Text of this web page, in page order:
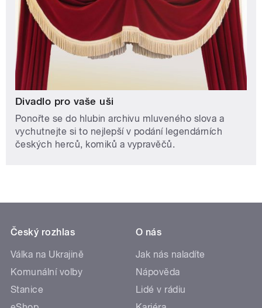
Divadlo pro vaše uši
Ponořte se do hlubin archivu mluveného slova a
vychutnejte si to nejlepší v podání legendárních
českých herců, komiků a vypravěčů.
Český rozhlas
Válka na Ukrajině
Komunální volby
Stanice
O nás
Jak nás naladíte
Nápověda
Lidé v rádiu